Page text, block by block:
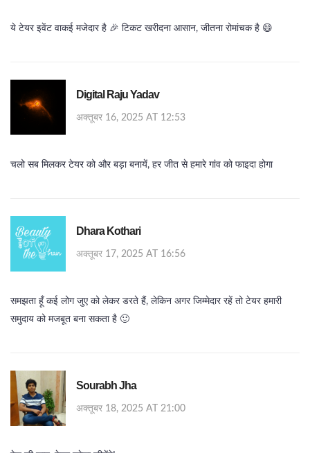
ये टेयर इवेंट वाकई मजेदार है 🎉 टिकट खरीदना आसान, जीतना रोमांचक है 😄
Digital Raju Yadav
अक्तूबर 16, 2025 AT 12:53
चलो सब मिलकर टेयर को और बड़ा बनायें, हर जीत से हमारे गांव को फाइदा होगा
Dhara Kothari
अक्तूबर 17, 2025 AT 16:56
समझता हूँ कई लोग जुए को लेकर डरते हैं, लेकिन अगर जिम्मेदार रहें तो टेयर हमारी
समुदाय को मजबूत बना सकता है 🙂
Sourabh Jha
अक्तूबर 18, 2025 AT 21:00